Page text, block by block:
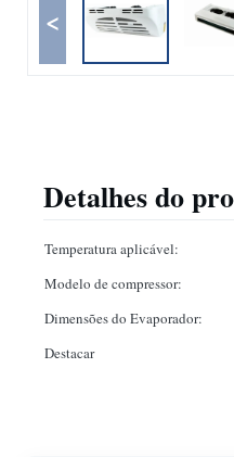
<
Detalhes do
Temperatura aplicável:
Modelo de compressor:
Dimensões do Evaporador:
Destacar